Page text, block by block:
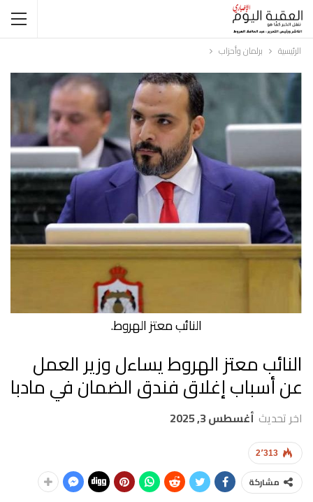
الرئيسية برلمان وأحزاب
النائب معتز الهروط.
النائب معتز الهروط يساءل وزير العمل
عن أسباب إغلاق فندق الضمان في مادبا
اخر تحديث أغسطس 3, 2025
2٬313
مشاركة